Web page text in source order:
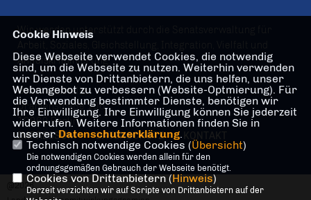
Wir werden unterstützt durch die Senatsverwaltung für
Antidiskriminierung
Geschäftsstelle
Oranienstraße 106
10969 Berlin
IMPRESSUM
DATENSCHUTZ
@2026
Cookie Hinweis
Diese Webseite verwendet Cookies, die notwendig
sind, um die Webseite zu nutzen. Weiterhin verwenden
wir Dienste von Drittanbietern, die uns helfen, unser
Webangebot zu verbessern (Website-Optmierung). Für
die Verwendung bestimmter Dienste, benötigen wir
Ihre Einwilligung. Ihre Einwilligung können Sie jederzeit
widerrufen. Weitere Informationen finden Sie in
unserer Datenschutzerklärung.
Technisch notwendige Cookies (Übersicht)
Die notwendigen Cookies werden allein für den
ordnungsgemäßen Gebrauch der Webseite benötigt.
Cookies von Drittanbietern (Hinweis)
Derzeit verzichten wir auf Scripte von Drittanbietern auf der